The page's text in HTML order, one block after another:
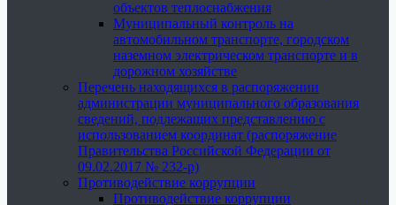
объектов теплоснабжения
Муниципальный контроль на
автомобильном транспорте, городском
наземном электрическом транспорте и в
дорожном хозяйстве
Перечень находящихся в распоряжении
администрации муниципального образования
сведений, подлежащих представлению с
использованием координат (распоряжение
Правительства Российской Федерации от
09.02.2017 № 232-р)
Противодействие коррупции
Противодействие коррупции